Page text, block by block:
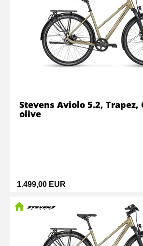
1.499,00 EUR
Stevens Aviolo 5.2, Trapez,
olive